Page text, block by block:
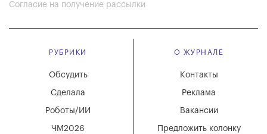
Согласие на получение рассылки
РУБРИКИ
Обсудить
Сделала
Роботы/ИИ
ЧМ2026
О ЖУРНАЛЕ
Вакансии
Реклама
Контакты
Предложить колонку